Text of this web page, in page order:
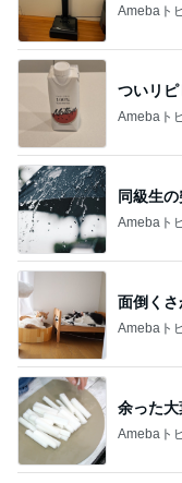
Amebaト
ついリ
Amebaト
同級生
Amebaト
面倒く
Amebaト
余った
Amebaト